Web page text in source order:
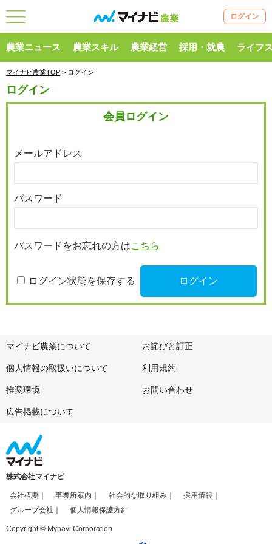
ログイン
農業ニュース 農業スキル 農業経営 採用・就農 ライフ
マイナビ農業TOP > ログイン
ログイン
会員ログイン
メールアドレス
パスワード
パスワードをお忘れの方はこちら
ログイン状態を保存する
マイナビ農業について お詫びと訂正
個人情報の取扱いについて 利用規約
推奨環境 お問い合わせ
広告掲載について
株式会社マイナビ
会社概要 事業所案内 社会的な取り組み
採用情報
グループ会社
個人情報保護方針
Copyright © Mynavi Corporation